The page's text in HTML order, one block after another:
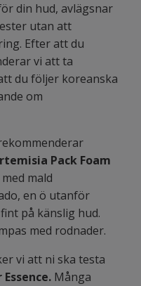
din hud, avlägsnar
utan att
Efter att du
vi att ta
du följer koreanska
om
Pack Foam
mald
en ö utanför
på känslig hud.
med rodnader.
vi att ni ska testa
Många